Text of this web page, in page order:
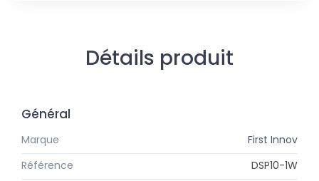
Détails produit
Général
Marque
First Innov
Référence
DSP10-1W